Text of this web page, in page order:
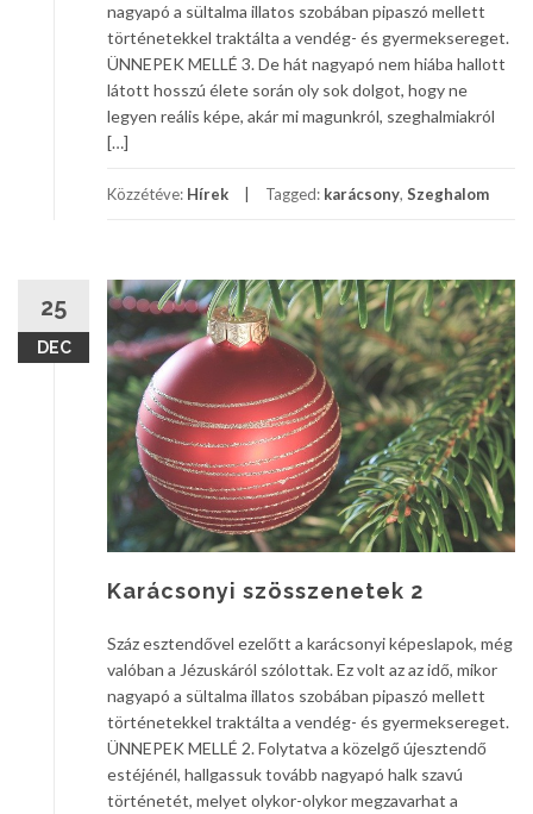
nagyapó a sültalma illatos szobában pipaszó mellett
történetekkel traktálta a vendég- és gyermeksereget.
ÜNNEPEK MELLÉ 3. De hát nagyapó nem hiába hallott
látott hosszú élete során oly sok dolgot, hogy ne
legyen reális képe, akár mi magunkról, szeghalmiakról
[…]
Közzétéve: Hírek Tagged: karácsony, Szeghalom
25
DEC
Karácsonyi szösszenetek 2
Száz esztendővel ezelőtt a karácsonyi képeslapok, még
valóban a Jézuskáról szólottak. Ez volt az az idő, mikor
nagyapó a sültalma illatos szobában pipaszó mellett
történetekkel traktálta a vendég- és gyermeksereget.
ÜNNEPEK MELLÉ 2. Folytatva a közelgő újesztendő
estéjénél, hallgassuk tovább nagyapó halk szavú
történetét, melyet olykor-olykor megzavarhat a